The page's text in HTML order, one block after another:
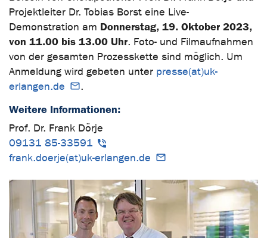
Projektleiter Dr. Tobias Borst eine Live-
Demonstration am Donnerstag, 19. Oktober 2023,
von 11.00 bis 13.00 Uhr. Foto- und Filmaufnahmen
von der gesamten Prozesskette sind möglich. Um
Anmeldung wird gebeten unter presse(at)uk-
erlangen.de
.
Weitere Informationen:
Prof. Dr. Frank Dörje
09131 85-33591
frank.doerje(at)uk-erlangen.de